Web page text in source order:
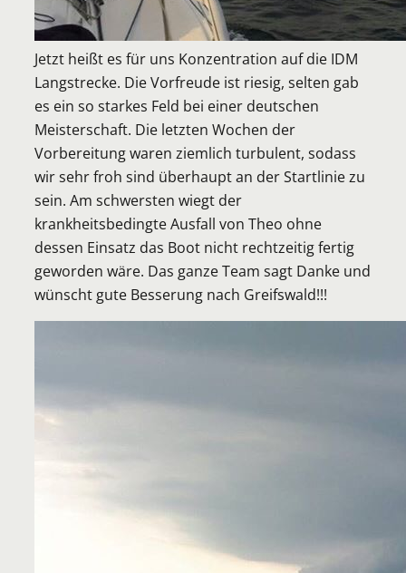
Jetzt heißt es für uns Konzentration auf die IDM
Langstrecke. Die Vorfreude ist riesig, selten gab
es ein so starkes Feld bei einer deutschen
Meisterschaft. Die letzten Wochen der
Vorbereitung waren ziemlich turbulent, sodass
wir sehr froh sind überhaupt an der Startlinie zu
sein. Am schwersten wiegt der
krankheitsbedingte Ausfall von Theo ohne
dessen Einsatz das Boot nicht rechtzeitig fertig
geworden wäre. Das ganze Team sagt Danke und
wünscht gute Besserung nach Greifswald!!!